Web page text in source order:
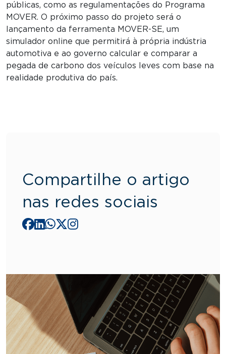
públicas, como as regulamentações do Programa
MOVER. O próximo passo do projeto será o
lançamento da ferramenta MOVER-SE, um
simulador online que permitirá à própria indústria
automotiva e ao governo calcular e comparar a
pegada de carbono dos veículos leves com base na
realidade produtiva do país.
Compartilhe o artigo
nas redes sociais